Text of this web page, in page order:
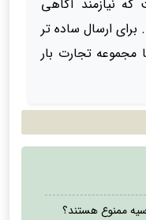
نیازمند آگاهی
ارسال ساده تر
مجموعه تجارت بار
ممنوع هستند؟